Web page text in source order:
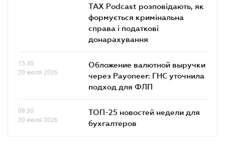
TAX Podcast розповідають, як
формується кримінальна
справа і податкові
донарахування
15.30
20 июля 2026
Обложение валютной выручки
через Payoneer: ГНС уточнила
подход для ФЛП
09.30
20 июля 2026
ТОП-25 новостей недели для
бухгалтеров